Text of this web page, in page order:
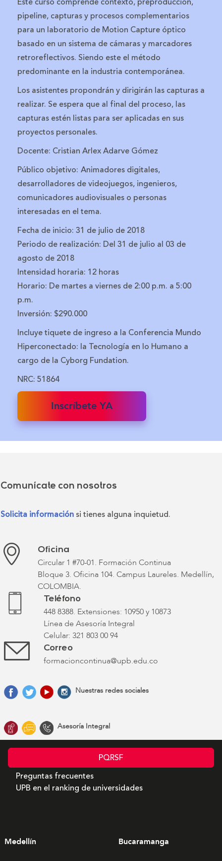
pipeline, capturas y procesos complementarios
para un laboratorio de Motion Capture óptico
basado en un sistema de cámaras y marcadores
retroreflectivos. Siendo este el método
predominante en la industria contemporánea.
Los asistentes propondrán y dirigirán las capturas a
realizar. Se espera que al final del proceso, las
capturas estén listas para ser aplicadas en sus
proyectos personales.
Docente: Cristian Arlex Adarve Gómez
Público objetivo: Animadores digitales,
desarrolladores de videojuegos, ingenieros,
comunicadores audiovisuales o personas
interesadas en el tema.
Fecha de inicio: 31 de julio de 2018
Periodo de realización: Del 31 de julio al 03 de
agosto de 2018
Intensidad horaria: 12 horas
Horario: De martes a viernes de 2:00 p.m. a 5:00
p.m.
Inversión: $290.000
Incluye tiquete de ingreso a la Conferencia Mundo
Hiperconectado: la Tecnología en lo Humano a
cargo de la Cyborg Fundation.
NRC: 51864
Inscríbete YA
Comunícate con nosotros
Solicita información si tienes alguna inquietud.
Oficina
Circular 1 #70-01. Formación Continua
Bloque 3. Oficina 104. Campus Laureles. Medellín,
COLOMBIA.
Teléfono
448 8388. Extensiones: 10950 y 10873
Línea de Asesoría Integral
Celular: 321 803 00 94
Correo
formacioncontinua@upb.edu.co
Nuestras redes sociales
Asesoría Integral
PQRSF
Preguntas frecuentes
UPB en el ranking de universidades
Medellín Bucaramanga